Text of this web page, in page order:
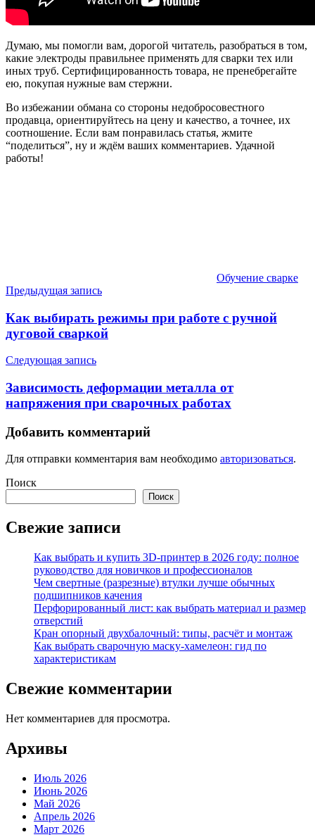
Думаю, мы помогли вам, дорогой читатель, разобраться в том,
какие электроды правильнее применять для сварки тех или
иных труб. Сертифицированность товара, не пренебрегайте
ею, покупая нужные вам стержни.
Во избежании обмана со стороны недобросовестного
продавца, ориентируйтесь на цену и качество, а точнее, их
соотношение. Если вам понравилась статья, жмите
“поделиться”, ну и ждём ваших комментариев. Удачной
работы!
Обучение сварке
Навигация
по
записям
Предыдущая запись
Как выбирать режимы при работе с ручной
дуговой сваркой
Следующая запись
Зависимость деформации металла от
напряжения при сварочных работах
Добавить комментарий
Для отправки комментария вам необходимо авторизоваться.
Поиск
Поиск
Свежие записи
Как выбрать и купить 3D-принтер в 2026 году: полное
руководство для новичков и профессионалов
Чем свертные (разрезные) втулки лучше обычных
подшипников качения
Перфорированный лист: как выбрать материал и размер
отверстий
Кран опорный двухбалочный: типы, расчёт и монтаж
Как выбрать сварочную маску-хамелеон: гид по
характеристикам
Свежие комментарии
Нет комментариев для просмотра.
Архивы
Июль 2026
Июнь 2026
Май 2026
Апрель 2026
Март 2026